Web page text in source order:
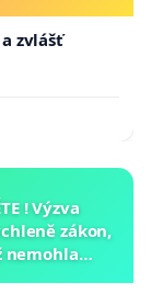
zvlášť
! Výzva
zákon,
nemohla